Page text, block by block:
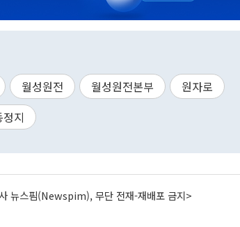
월성원전 월성원전본부
원자로
지
뉴스핌(Newspim), 무단 전재-재배포 금지>